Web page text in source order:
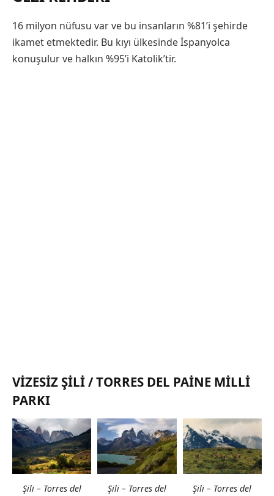
16 milyon nüfusu var ve bu insanların %81’i şehirde
ikamet etmektedir. Bu kıyı ülkesinde İspanyolca
konuşulur ve halkın %95’i Katolik’tir.
VIZESIZ ŞILI / TORRES DEL PAINE MILLI
PARKI
Şili – Torres del
Şili – Torres del
Şili – Torres del